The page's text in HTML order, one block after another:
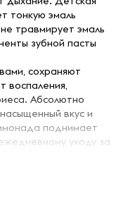
тонкую эмаль
травмирует эмаль
зубной пасты
сохраняют
воспаления,
Абсолютно
вкус и
поднимает
уходу за
относимся